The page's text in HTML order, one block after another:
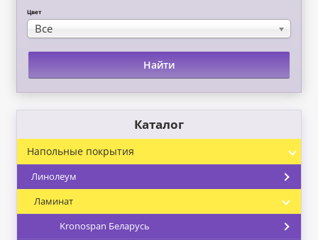
Цвет
Все
Найти
Каталог
Напольные покрытия
Линолеум
Ламинат
Kronospan Беларусь